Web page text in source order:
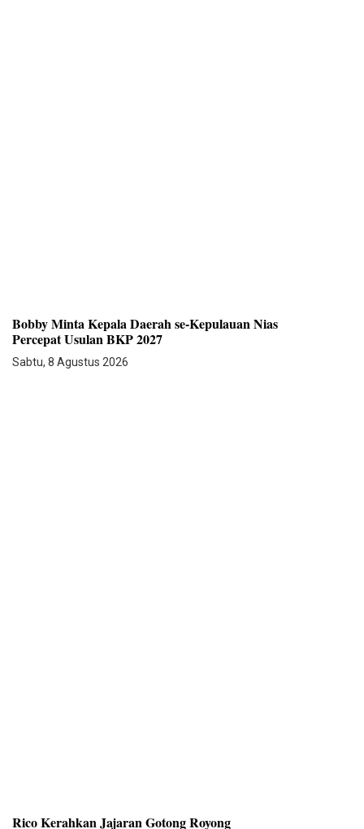
Bobby Minta Kepala Daerah se-Kepulauan Nias
Percepat Usulan BKP 2027
Sabtu, 8 Agustus 2026
Rico Kerahkan Jajaran Gotong Royong